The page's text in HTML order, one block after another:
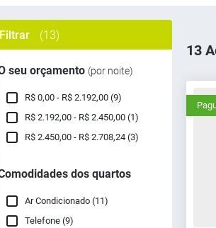
Filtrar (13)
seu orçamento (por noite)
R$ 0,00 - R$ 2.192,00 (9)
R$ 2.192,00 - R$ 2.450,00 (1)
R$ 2.450,00 - R$ 2.708,24 (3)
dos quartos
Ar Condicionado (11)
Telefone (9)
13